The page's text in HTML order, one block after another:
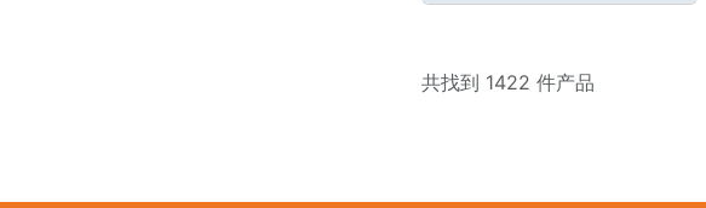
共找到 1422 件产品